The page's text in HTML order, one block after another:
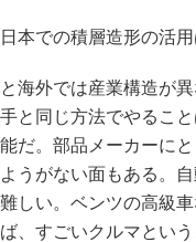
本での積層造形の活用
海外では産業構造が
と同じ方法でやるこ
だ。部品メーカーに
うがない面もある。
しい。ベンツの高級
、すごいクルマとい